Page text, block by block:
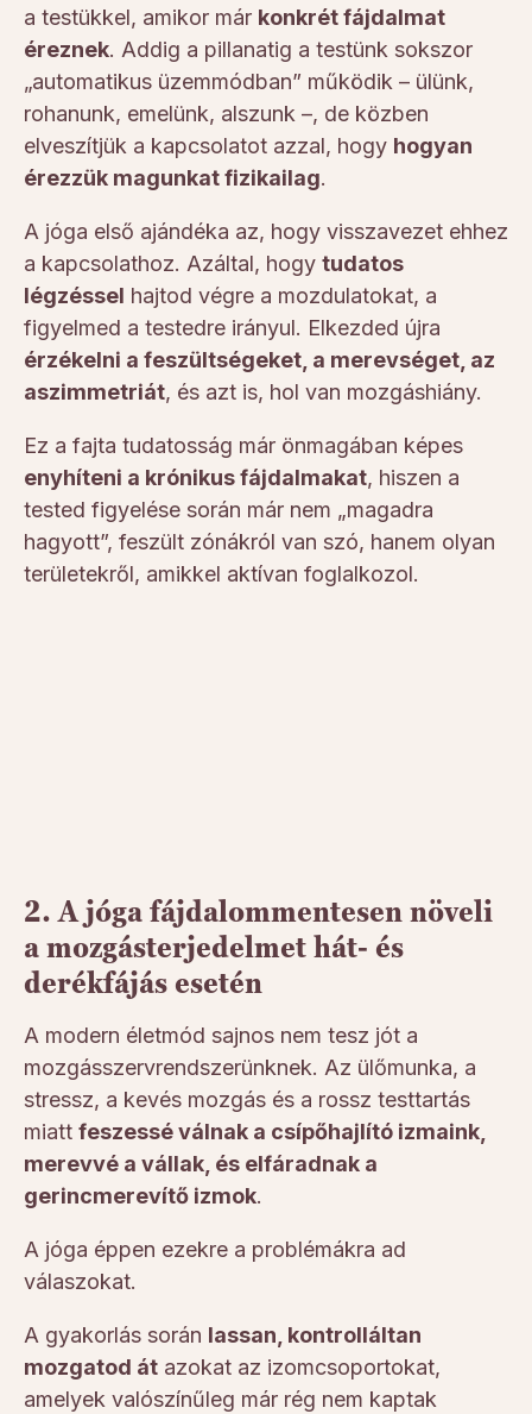
a testükkel, amikor már konkrét fájdalmat
éreznek. Addig a pillanatig a testünk sokszor
„automatikus üzemmódban” működik – ülünk,
rohanunk, emelünk, alszunk –, de közben
elveszítjük a kapcsolatot azzal, hogy hogyan
érezzük magunkat fizikailag.
A jóga első ajándéka az, hogy visszavezet ehhez
a kapcsolathoz. Azáltal, hogy tudatos
légzéssel hajtod végre a mozdulatokat, a
figyelmed a testedre irányul. Elkezded újra
érzékelni a feszültségeket, a merevséget, az
aszimmetriát, és azt is, hol van mozgáshiány.
Ez a fajta tudatosság már önmagában képes
enyhíteni a krónikus fájdalmakat, hiszen a
tested figyelése során már nem „magadra
hagyott”, feszült zónákról van szó, hanem olyan
területekről, amikkel aktívan foglalkozol.
2. A jóga fájdalommentesen növeli
a mozgásterjedelmet hát- és
derékfájás esetén
A modern életmód sajnos nem tesz jót a
mozgásszervrendszerünknek. Az ülőmunka, a
stressz, a kevés mozgás és a rossz testtartás
miatt feszessé válnak a csípőhajlító izmaink,
merevvé a vállak, és elfáradnak a
gerincmerevítő izmok.
A jóga éppen ezekre a problémákra ad
válaszokat.
A gyakorlás során lassan, kontrolláltan
mozgatod át azokat az izomcsoportokat,
amelyek valószínűleg már rég nem kaptak